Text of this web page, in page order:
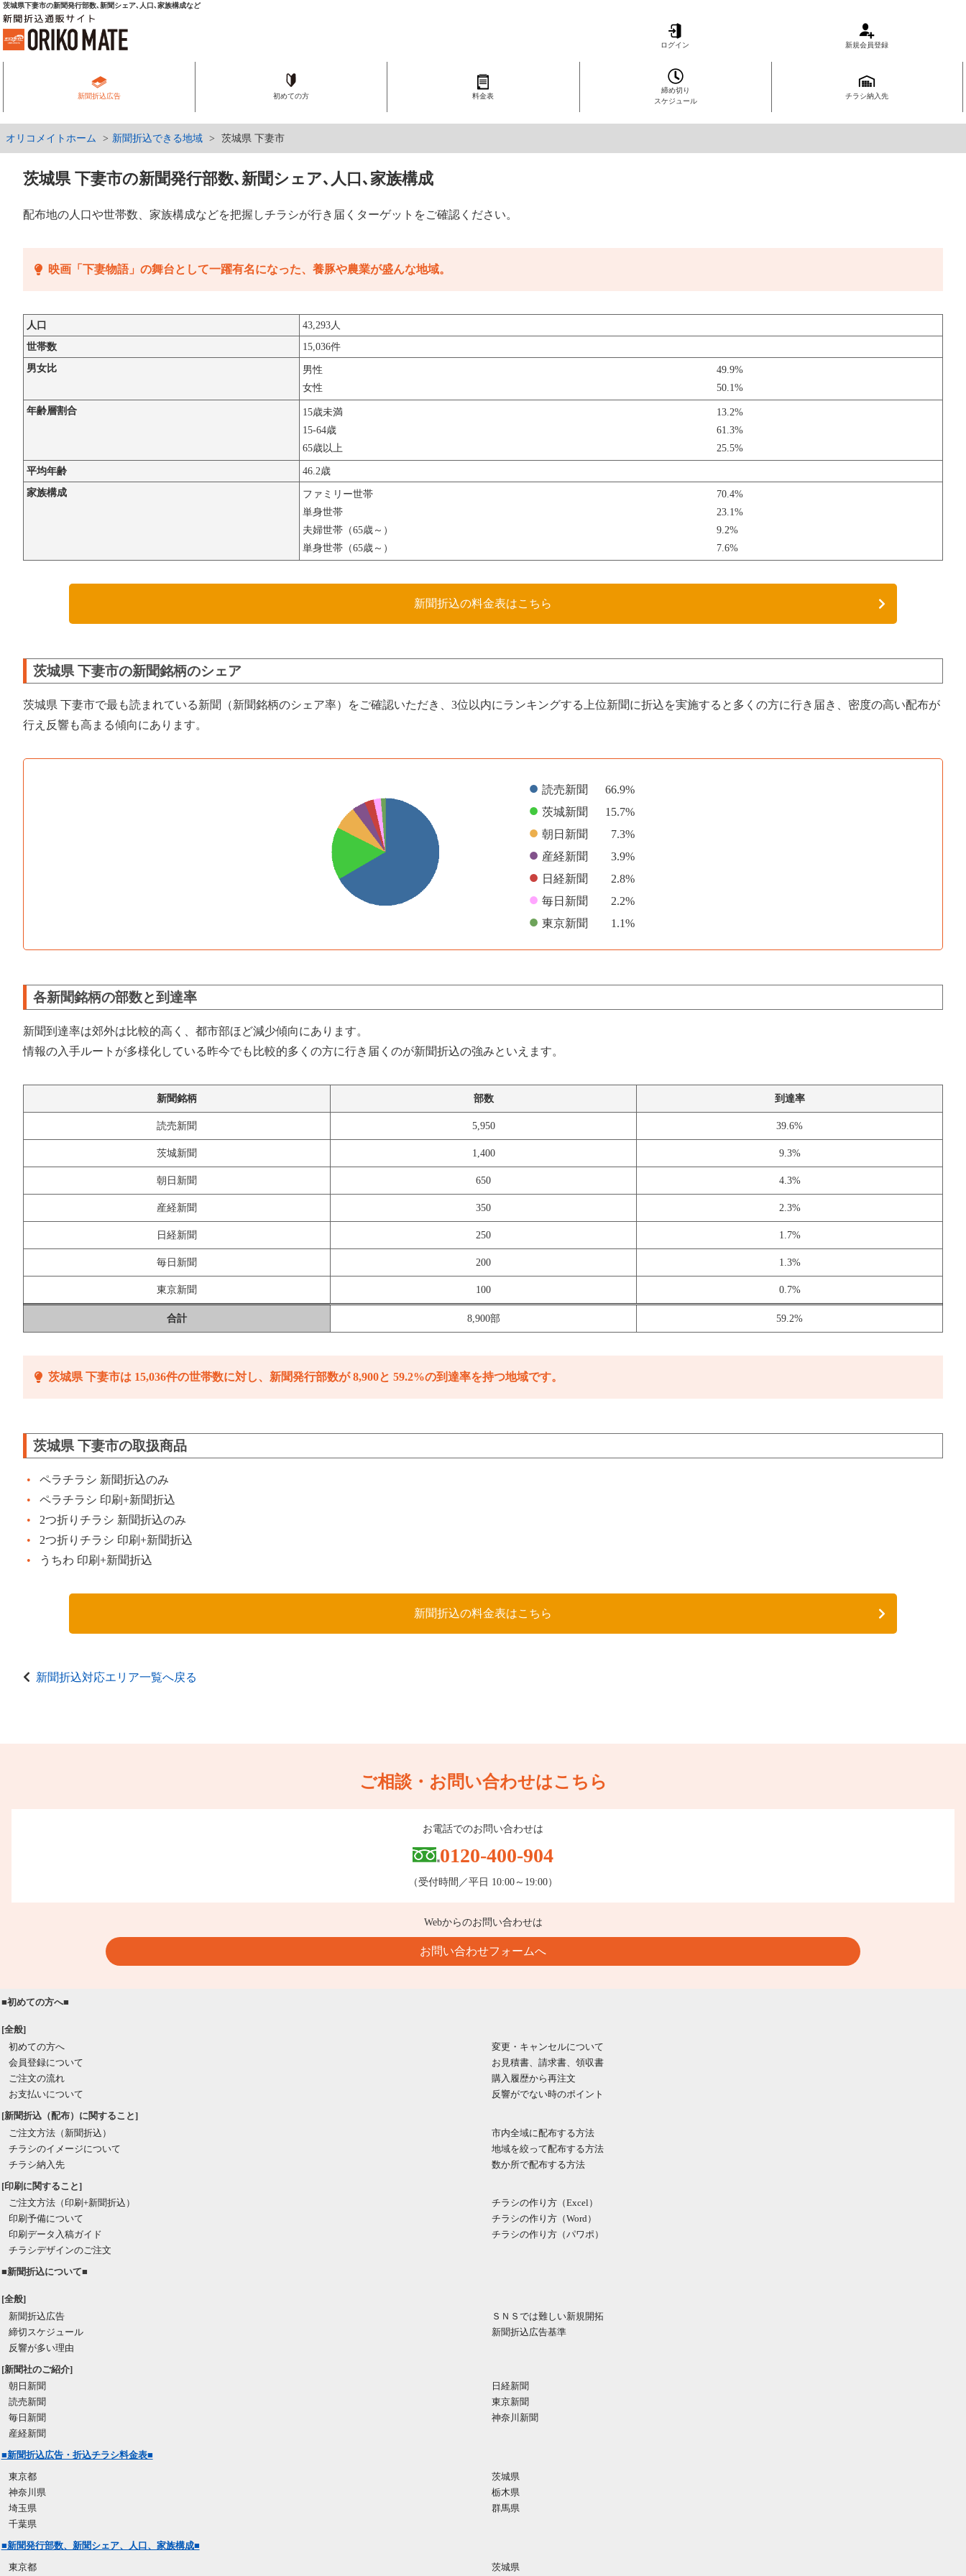
茨城県下妻市の新聞発行部数､新聞シェア､人口､家族構成など
ログイン 新規会員登録
新聞折込広告 初めての方 料金表
締め切り
スケジュール
チラシ納入先
オリコメイトホーム 新聞折込できる地域 茨城県 下妻市
茨城県 下妻市の新聞発行部数､新聞シェア､人口､家族構成
配布地の人口や世帯数、家族構成などを把握しチラシが行き届くターゲットをご確認ください。
映画「下妻物語」の舞台として一躍有名になった、養豚や農業が盛んな地域。
人口
43,293人
世帯数
15,036件
男女比
男性
49.9%
女性
50.1%
年齢層割合
15歳未満
13.2%
15-64歳
61.3%
65歳以上
25.5%
平均年齢
46.2歳
家族構成
ファミリー世帯
70.4%
単身世帯
23.1%
夫婦世帯（65歳～）
9.2%
単身世帯（65歳～）
7.6%
新聞折込の料金表はこちら
茨城県 下妻市の新聞銘柄のシェア
茨城県 下妻市で最も読まれている新聞（新聞銘柄のシェア率）をご確認いただき、3位以内にランキングする上位新聞に折込を実施すると多くの方に行き届き、密度の高い配布が
行え反響も高まる傾向にあります。
● 読売新聞 66.9%
● 茨城新聞 15.7%
● 朝日新聞 7.3%
● 産経新聞 3.9%
● 日経新聞 2.8%
● 毎日新聞 2.2%
● 東京新聞 1.1%
各新聞銘柄の部数と到達率
新聞到達率は郊外は比較的高く、都市部ほど減少傾向にあります。
情報の入手ルートが多様化している昨今でも比較的多くの方に行き届くのが新聞折込の強みといえます。
新聞銘柄 部数 到達率
読売新聞 5,950 39.6%
茨城新聞 1,400 9.3%
朝日新聞 650 4.3%
産経新聞 350 2.3%
日経新聞 250 1.7%
毎日新聞 200 1.3%
東京新聞 100 0.7%
合計 8,900部 59.2%
茨城県 下妻市は 15,036件の世帯数に対し、新聞発行部数が 8,900と 59.2%の到達率を持つ地域です。
茨城県 下妻市の取扱商品
ペラチラシ 新聞折込のみ
ペラチラシ 印刷+新聞折込
2つ折りチラシ 新聞折込のみ
2つ折りチラシ 印刷+新聞折込
うちわ 印刷+新聞折込
新聞折込の料金表はこちら
新聞折込対応エリア一覧へ戻る
ご相談・お問い合わせはこちら
お電話でのお問い合わせは
0120-400-904
（受付時間／平日 10:00～19:00）
Webからのお問い合わせは
お問い合わせフォームへ
■初めての方へ■
[全般]
初めての方へ
会員登録について
ご注文の流れ
お支払いについて
変更・キャンセルについて
お見積書、請求書、領収書
購入履歴から再注文
反響がでない時のポイント
[新聞折込（配布）に関すること]
ご注文方法（新聞折込）
チラシのイメージについて
チラシ納入先
市内全域に配布する方法
地域を絞って配布する方法
数か所で配布する方法
[印刷に関すること]
ご注文方法（印刷+新聞折込）
印刷予備について
印刷データ入稿ガイド
チラシデザインのご注文
チラシの作り方（Excel）
チラシの作り方（Word）
チラシの作り方（パワポ）
■新聞折込について■
[全般]
新聞折込広告
締切スケジュール
反響が多い理由
ＳＮＳでは難しい新規開拓
新聞折込広告基準
[新聞社のご紹介]
朝日新聞
読売新聞
毎日新聞
産経新聞
日経新聞
東京新聞
神奈川新聞
■新聞折込広告・折込チラシ料金表■
東京都
神奈川県
埼玉県
千葉県
茨城県
栃木県
群馬県
■新聞発行部数、新聞シェア、人口、家族構成■
東京都
茨城県